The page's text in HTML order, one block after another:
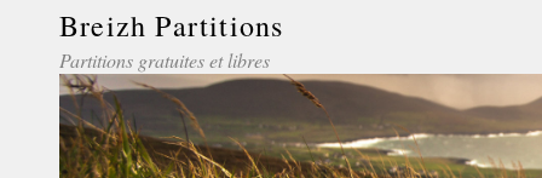
Breizh Partitions
Partitions gratuites et libres